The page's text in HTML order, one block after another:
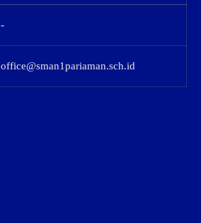
-
office@sman1pariaman.sch.id